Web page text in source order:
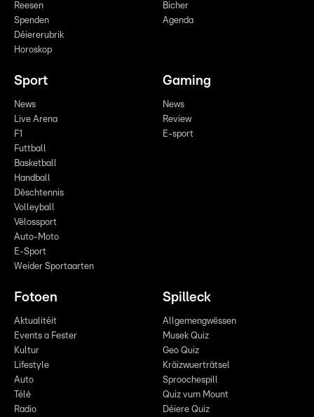
Reesen
Spenden
Déiererubrik
Horoskop
Bicher
Agenda
Sport
News
Live Arena
F1
Futtball
Basketball
Handball
Dëschtennis
Volleyball
Vëlossport
Auto-Moto
E-Sport
Weider Sportaarten
Gaming
News
Review
E-sport
Fotoen
Aktualitéit
Events a Fester
Kultur
Lifestyle
Auto
Télé
Radio
Spilleck
Allgemengwëssen
Musek Quiz
Geo Quiz
Kräizwuerträtsel
Sproochespill
Quiz vum Mount
Déiere Quiz